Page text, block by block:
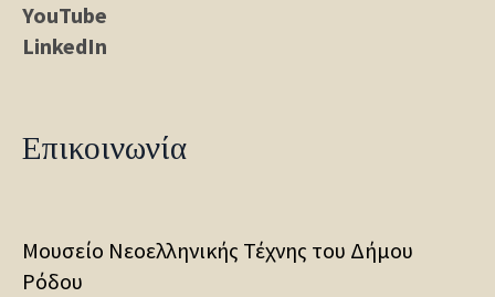
YouTube
LinkedIn
Επικοινωνία
Μουσείο Νεοελληνικής Τέχνης του Δήμου
Ρόδου